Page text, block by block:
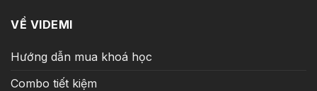
VỀ VIDEMI
Hướng dẫn mua khoá học
Combo tiết kiệm